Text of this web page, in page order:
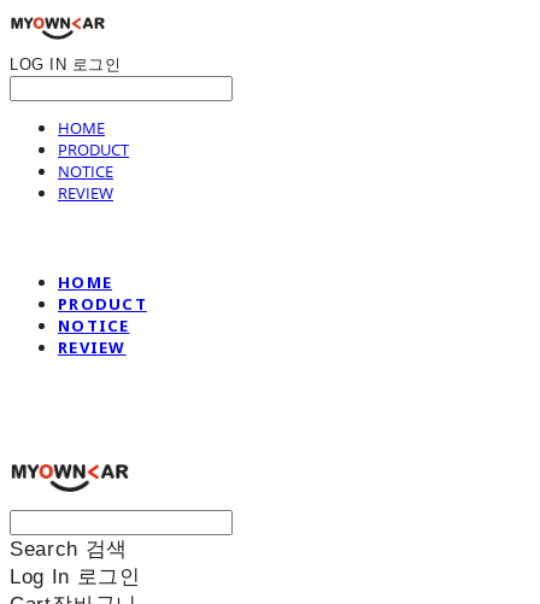
LOG IN 로그인
HOME
PRODUCT
NOTICE
REVIEW
HOME
PRODUCT
NOTICE
REVIEW
Search 검색
Log In 로그인